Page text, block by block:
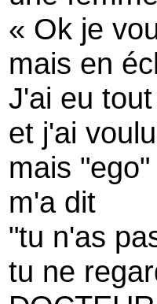
« Ok je
mais en
J'ai eu
et j'ai
mais
m'a dit
"tu n'as
tu ne